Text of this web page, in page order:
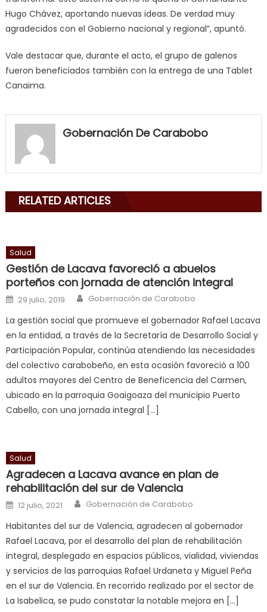
Hugo Chávez, aportando nuevas ideas. De verdad muy
agradecidos con el Gobierno nacional y regional”, apuntó.
Vale destacar que, durante el acto, el grupo de galenos
fueron beneficiados también con la entrega de una Tablet
Canaima.
my
neighbor
mouth
will
smith
is
a
cuckold,
nice
milf
in
squirting,
आपक
न
ह
क
च
त
क
लग
आपक
पस
द,
sexy
bbw
Gobernación De Carabobo
RELATED ARTICLES
Salud
Gestión de Lacava favoreció a abuelos
porteños con jornada de atención integral
Posted on
29 julio, 2019 Author
Gobernación de Carabobo
La gestión social que promueve el gobernador Rafael Lacava
en la entidad, a través de la Secretaría de Desarrollo Social y
Participación Popular, continúa atendiendo las necesidades
del colectivo carabobeño, en esta ocasión favoreció a 100
adultos mayores del Centro de Beneficencia del Carmen,
ubicado en la parroquia Goaigoaza del municipio Puerto
Cabello, con una jornada integral […]
Salud
Agradecen a Lacava avance en plan de
rehabilitación del sur de Valencia
Posted on
12 julio, 2021 Author
Gobernación de Carabobo
Habitantes del sur de Valencia, agradecen al gobernador
Rafael Lacava, por el desarrollo del plan de rehabilitación
integral, desplegado en espacios públicos, vialidad, viviendas
y servicios de las parroquias Rafael Urdaneta y Miguel Peña
en el sur de Valencia. En recorrido realizado por el sector de
La Isabelica, se pudo constatar la notable mejora en […]